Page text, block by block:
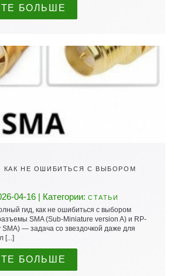
БОЛЬШЕ
КАК НЕ ОШИБИТЬСЯ С ВЫБОРОМ
04-16 | Категории: СТАТЬИ
гид, как не ошибиться с выбором
SMA (Sub-Miniature version A) и RP-
— задача со звездочкой даже для
[...]
БОЛЬШЕ